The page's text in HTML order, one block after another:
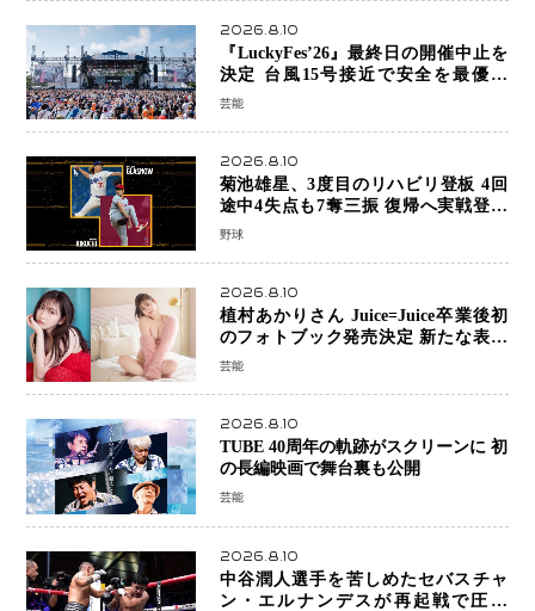
2026.8.10
『LuckyFes’26』最終日の開催中止を
決定 台風15号接近で安全を最優先
「苦渋の判断」
芸能
2026.8.10
菊池雄星、3度目のリハビリ登板 4回
途中4失点も7奪三振 復帰へ実戦登板
を重ねる
野球
2026.8.10
植村あかりさん Juice=Juice卒業後初
のフォトブック発売決定 新たな表現
者としての“今”を凝縮
芸能
2026.8.10
TUBE 40周年の軌跡がスクリーンに 初
の長編映画で舞台裏も公開
芸能
2026.8.10
中谷潤人選手を苦しめたセバスチャ
ン・エルナンデスが再起戦で圧巻